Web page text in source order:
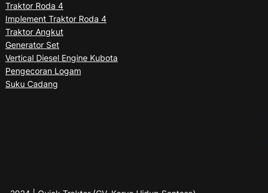
Traktor Roda 4
Implement Traktor Roda 4
Traktor Angkut
Generator Set
Vertical Diesel Engine Kubota
Pengecoran Logam
Suku Cadang